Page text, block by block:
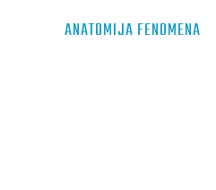
ANATOMIJA FENOMENA